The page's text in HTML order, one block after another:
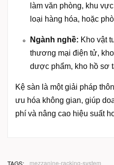
làm văn phòng, khu
loại hàng hóa, hoặc
Ngành nghề: Kho vật
thương mại điện tử,
dược phẩm, kho hồ sơ
Kệ sàn là một giải pháp
ưu hóa không gian, giúp
phí và nâng cao hiệu suất
TAGS: mezzanine-racking-system